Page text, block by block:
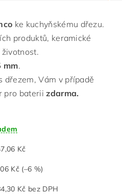
ke kuchyňskému dřezu.
produktů, keramické
mm.
dřezem, Vám v případě
pro bateriizdarma.
Kč
Kč (–6 %)
6 984,30 Kč bez DPH